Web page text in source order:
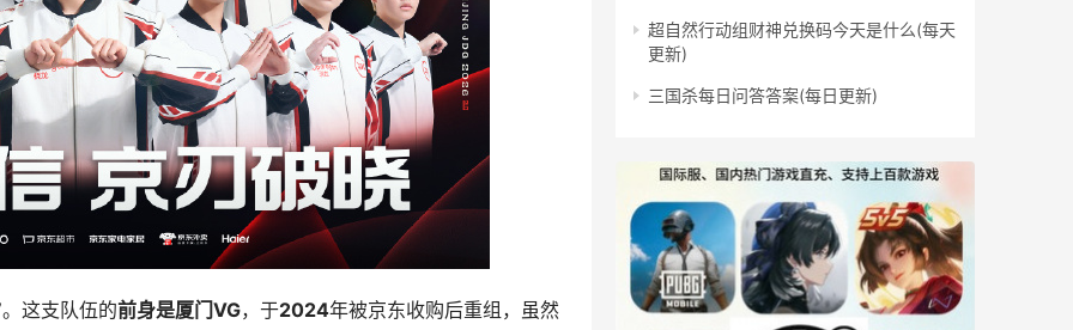
。这支队伍的前身是厦门VG，于2024年被京东收购后重组，虽然
超自然行动组财神兑换码今天是什么(每天
更新)
三国杀每日问答答案(每日更新)